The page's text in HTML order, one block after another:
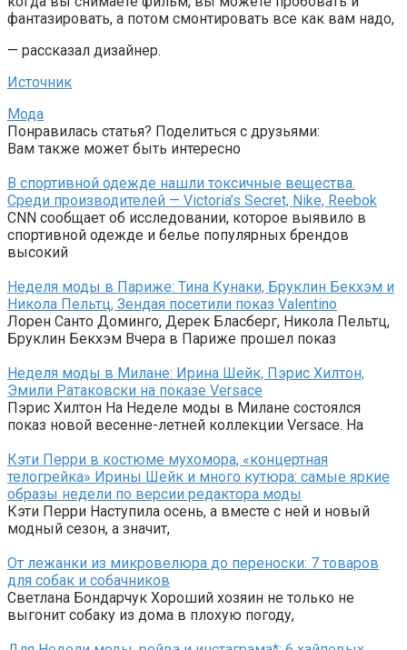
фантазировать, а потом смонтировать все как вам надо,
— рассказал дизайнер.
Источник
Мода
Понравилась статья? Поделиться с друзьями:
Вам также может быть интересно
В спортивной одежде нашли токсичные вещества.
Среди производителей — Victoria’s Secret, Nike, Reebok
CNN сообщает об исследовании, которое выявило в
спортивной одежде и белье популярных брендов
высокий
Неделя моды в Париже: Тина Кунаки, Бруклин Бекхэм и
Никола Пельтц, Зендая посетили показ Valentino
Лорен Санто Доминго, Дерек Бласберг, Никола Пельтц,
Бруклин Бекхэм Вчера в Париже прошел показ
Неделя моды в Милане: Ирина Шейк, Пэрис Хилтон,
Эмили Ратаковски на показе Versace
Пэрис Хилтон На Неделе моды в Милане состоялся
показ новой весенне-летней коллекции Versace. На
Кэти Перри в костюме мухомора, «концертная
телогрейка» Ирины Шейк и много кутюра: самые яркие
образы недели по версии редактора моды
Кэти Перри Наступила осень, а вместе с ней и новый
модный сезон, а значит,
От лежанки из микровелюра до переноски: 7 товаров
для собак и собачников
Светлана Бондарчук Хороший хозяин не только не
выгонит собаку из дома в плохую погоду,